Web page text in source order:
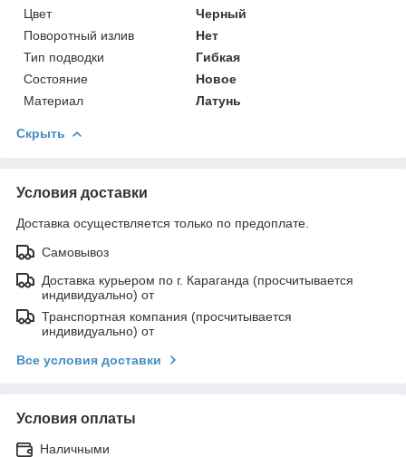
Цвет
Черный
Поворотный излив
Нет
Тип подводки
Гибкая
Состояние
Новое
Материал
Латунь
Скрыть
Условия доставки
Доставка осуществляется только по предоплате.
Самовывоз
Доставка курьером по г. Караганда (просчитывается
индивидуально) от
Транспортная компания (просчитывается
индивидуально) от
Все условия доставки
Условия оплаты
Наличными